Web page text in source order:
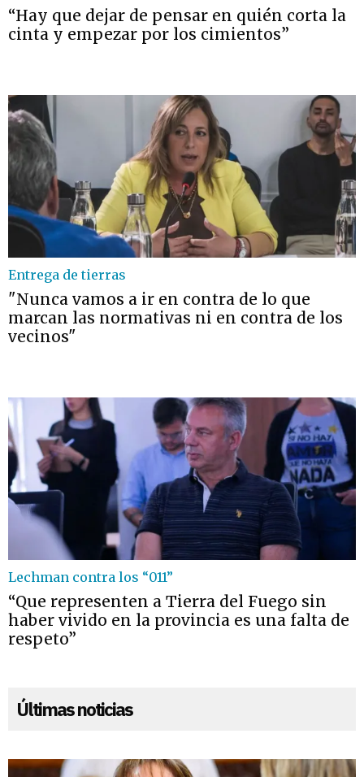
“Hay que dejar de pensar en quién corta la
cinta y empezar por los cimientos”
Entrega de tierras
"Nunca vamos a ir en contra de lo que
marcan las normativas ni en contra de los
vecinos"
Lechman contra los “011”
“Que representen a Tierra del Fuego sin
haber vivido en la provincia es una falta de
respeto”
Últimas noticias